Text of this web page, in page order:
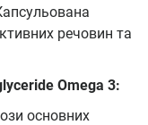
речовин та
Omega 3:
основних